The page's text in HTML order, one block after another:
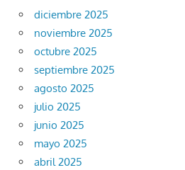
diciembre 2025
noviembre 2025
octubre 2025
septiembre 2025
agosto 2025
julio 2025
junio 2025
mayo 2025
abril 2025